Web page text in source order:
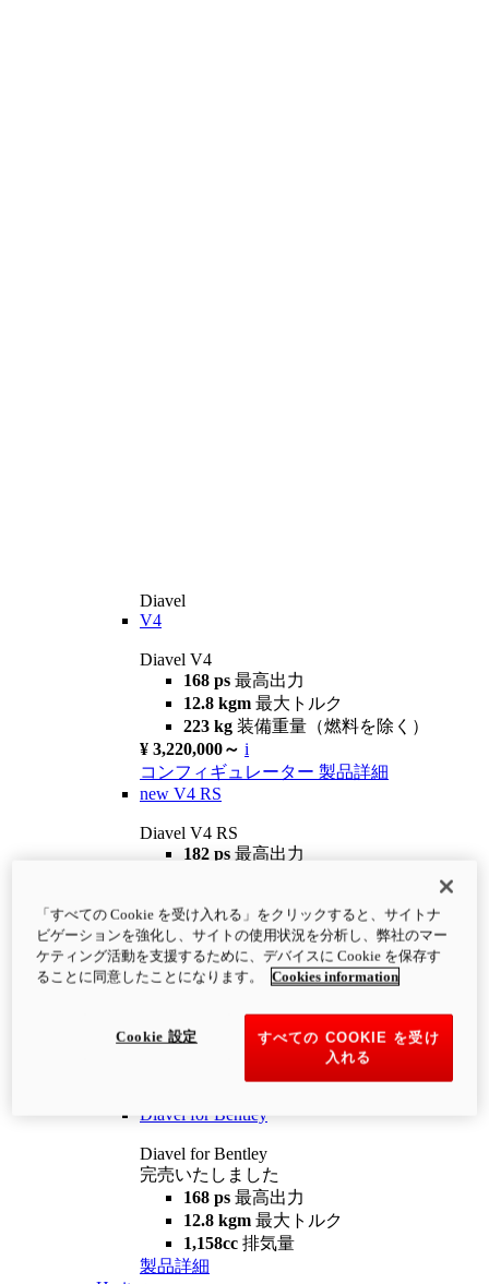
Diavel
V4
Diavel V4
168 ps 最高出力
12.8 kgm 最大トルク
223 kg 装備重量（燃料を除く）
¥ 3,220,000～ i
コンフィギュレーター 製品詳細
new V4 RS
Diavel V4 RS
182 ps 最高出力
¥4,400,000 i
コンフィギュレーター 製品詳細
newV4 RS 100
12.2 kgm
最大トルク
装備重量（燃料を除く）
Diavel for Bentley
Diavel for Bentley
完売いたしました
168 ps 最高出力
12.8 kgm 最大トルク
1,158cc 排気量
製品詳細
「すべての Cookie を受け入れる」をクリックすると、サイトナ
ビゲーションを強化し、サイトの使用状況を分析し、弊社のマー
ケティング活動を支援するために、デバイスに Cookie を保存す
ることに同意したことになります。
Cookies information
すべての COOKIE を受け
入れる
Cookie 設定